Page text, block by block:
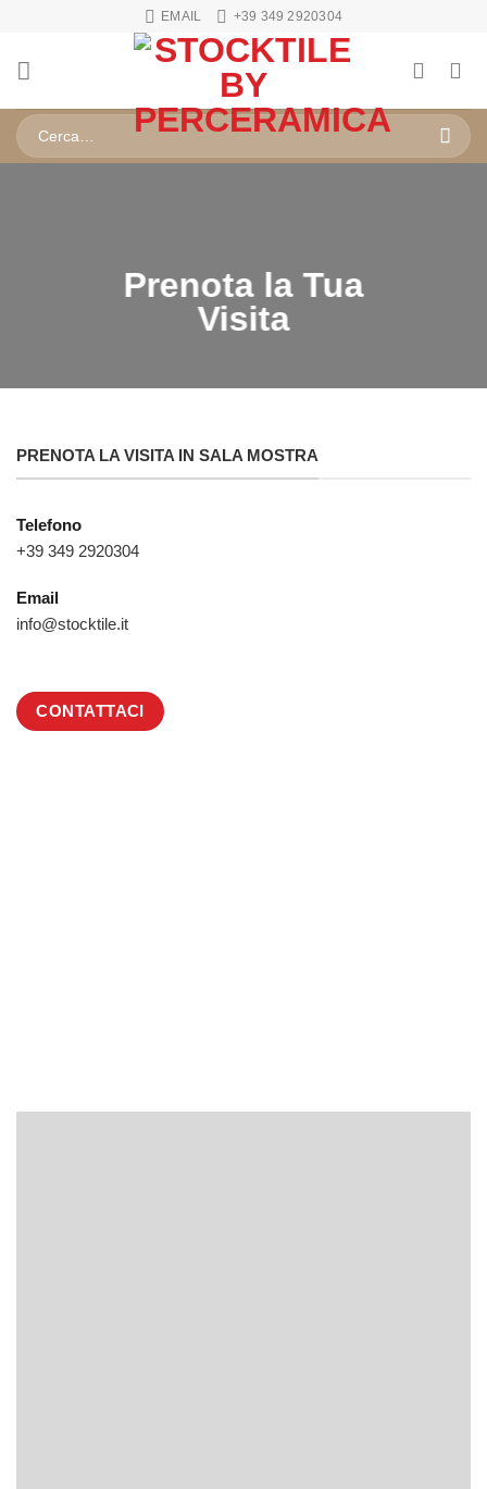
contenuti
EMAIL +39 349 2920304
Cerca:
Prenota la Tua
Visita​
PRENOTA LA VISITA IN SALA MOSTRA
Telefono
+39 349 2920304
Email
info@stocktile.it
CONTATTACI